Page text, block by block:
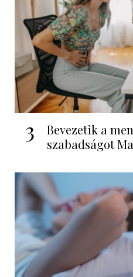
3
Bevezetik a
szabadságot